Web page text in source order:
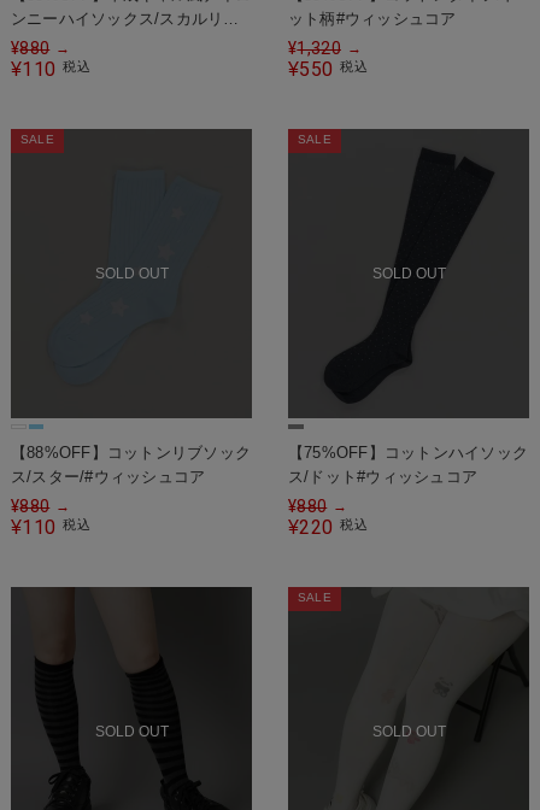
ンニーハイソックス/スカルリボ
ン
¥880 →
¥110 税込
ット柄#ウィッシュコア
¥1,320 →
¥550 税込
SOLD OUT
SALE
【88%OFF】コットンリブソック
ス/スター/#ウィッシュコア
¥880 →
¥110 税込
SOLD OUT
SALE
【75%OFF】コットンハイソック
ス/ドット#ウィッシュコア
¥880 →
¥220 税込
SOLD OUT SOLD OUT
SALE